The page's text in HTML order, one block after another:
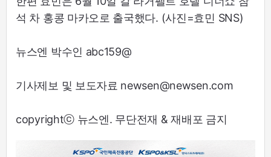
석 차 홍콩 마카오로 출국했다. (사진=효민 SNS)
뉴스엔 박수인 abc159@
기사제보 및 보도자료 newsen@newsen.com
copyrightⓒ 뉴스엔. 무단전재 & 재배포 금지